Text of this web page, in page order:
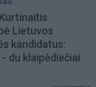
Lietuvos
kandidatus:
du klaipėdiečiai